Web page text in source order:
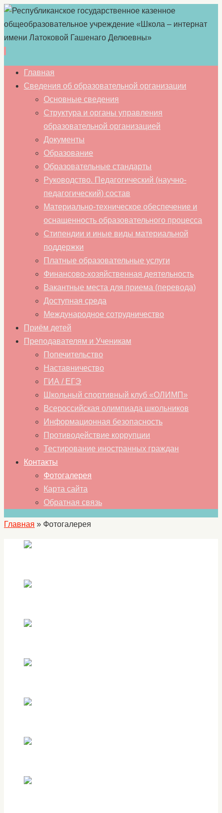
Перейти
содержимому
Главная
Сведения об образовательной организации
Основные сведения
Структура и органы управления
образовательной организацией
Документы
Образование
Образовательные стандарты
Руководство. Педагогический (научно-
педагогический) состав
Материально-техническое обеспечение и
оснащенность образовательного процесса
Стипендии и иные виды материальной
поддержки
Платные образовательные услуги
Финансово-хозяйственная деятельность
Вакантные места для приема (перевода)
Доступная среда
Международное сотрудничество
Приём детей
Преподавателям и Ученикам
Попечительство
Наставничество
ГИА / ЕГЭ
Школьный спортивный клуб «ОЛИМП»
Всероссийская олимпиада школьников
Информационная безопасность
Противодействие коррупции
Тестирование иностранных граждан
Контакты
Фотогалерея
Карта сайта
Обратная связь
Главная » Фотогалерея